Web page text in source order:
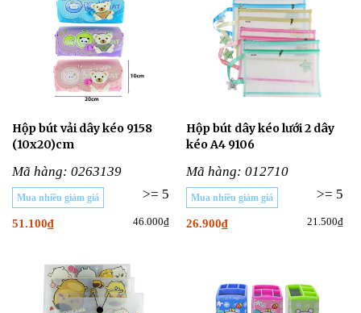
Hộp bút vải dây kéo 9158
(10x20)cm
Mã hàng: 0263139
>= 5
Mua nhiều giảm giá
51.100₫ 46.000₫
Hộp bút dây kéo lưới 2 dây
kéo A4 9106
Mã hàng: 012710
Mua nhiều giảm giá >= 5
26.900₫ 21.500₫